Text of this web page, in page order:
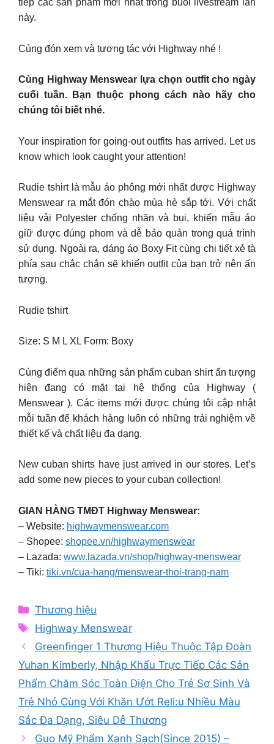
tiếp các sản phẩm mới nhất trong buổi livestream lần
này.
Cùng đón xem và tương tác với Highway nhé !
Cùng Highway Menswear lựa chọn outfit cho ngày
cuối tuần. Bạn thuộc phong cách nào hãy cho
chúng tôi biết nhé.
Your inspiration for going-out outfits has arrived. Let us
know which look caught your attention!
Rudie tshirt là mẫu áo phông mới nhất được Highway
Menswear ra mắt đón chào mùa hè sắp tới. Với chất
liệu vải Polyester chống nhăn và bụi, khiến mẫu áo
giữ được đúng phom và dễ bảo quản trong quá trình
sử dụng. Ngoài ra, dáng áo Boxy Fit cùng chi tiết xẻ tà
phía sau chắc chắn sẽ khiến outfit của bạn trở nên ấn
tượng.
Rudie tshirt
Size: S M L XL Form: Boxy
Cùng điểm qua những sản phẩm cuban shirt ấn tượng
hiện đang có mặt tại hệ thống của Highway (
Menswear ). Các items mới được chúng tôi cập nhật
mỗi tuần để khách hàng luôn có những trải nghiệm về
thiết kế và chất liệu đa dạng.
New cuban shirts have just arrived in our stores. Let’s
add some new pieces to your cuban collection!
GIAN HÀNG TMĐT Highway Menswear:
– Website: highwaymenswear.com
– Shopee: shopee.vn/highwaymenswear
– Lazada: www.lazada.vn/shop/highway-menswear
– Tiki: tiki.vn/cua-hang/menswear-thoi-trang-nam
Categories
Thương hiệu
Tags
Highway Menswear
Greenfinger 1 Thương Hiệu Thuộc Tập Đoàn
Yuhan Kimberly, Nhập Khẩu Trực Tiếp Các Sản
Phẩm Chăm Sóc Toàn Diện Cho Trẻ Sơ Sinh Và
Trẻ Nhỏ Cùng Với Khăn Ướt Reli:u Nhiều Màu
Sắc Đa Dạng, Siêu Dễ Thương
Guo Mỹ Phẩm Xanh Sạch(Since 2015) –